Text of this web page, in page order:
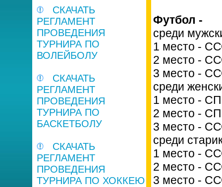
СКАЧАТЬ
РЕГЛАМЕНТ
ПРОВЕДЕНИЯ
ТУРНИРА ПО
ВОЛЕЙБОЛУ
СКАЧАТЬ
РЕГЛАМЕНТ
ПРОВЕДЕНИЯ
ТУРНИРА ПО
БАСКЕТБОЛУ
СКАЧАТЬ
РЕГЛАМЕНТ
ПРОВЕДЕНИЯ
ТУРНИРА ПО ХОККЕЮ
Футбол -
среди
1 место -
2 место -
3 место -
среди
1 место -
2 место -
3 место -
среди
1 место -
2 место -
3 место -